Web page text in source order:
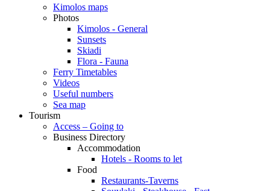
Kimolos maps
Photos
Kimolos - General
Sunsets
Skiadi
Flora - Fauna
Ferry Timetables
Videos
Useful numbers
Sea map
Tourism
Access – Going to
Business Directory
Accommodation
Hotels - Rooms to let
Food
Restaurants-Taverns